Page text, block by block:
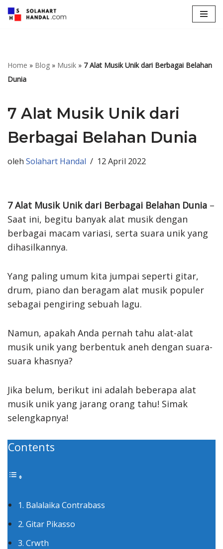
Home » Blog » Musik » 7 Alat Musik Unik dari Berbagai Belahan
Dunia
7 Alat Musik Unik dari
Berbagai Belahan Dunia
oleh Solahart Handal 12 April 2022
7 Alat Musik Unik dari Berbagai Belahan Dunia –
Saat ini, begitu banyak alat musik dengan
berbagai macam variasi, serta suara unik yang
dihasilkannya.
Yang paling umum kita jumpai seperti gitar,
drum, piano dan beragam alat musik populer
sebagai pengiring sebuah lagu.
Namun, apakah Anda pernah tahu alat-alat
musik unik yang berbentuk aneh dengan suara-
suara khasnya?
Jika belum, berikut ini adalah beberapa alat
musik unik yang jarang orang tahu! Simak
selengkapnya!
Contents
1. Balalaika Contrabass
2. Gitar Pikasso
3. Crwth